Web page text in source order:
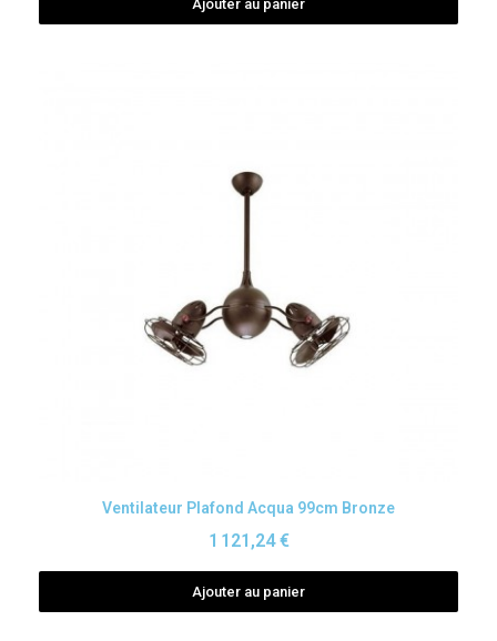
Ajouter au panier
Aperçu rapide
Ventilateur Plafond Acqua 99cm Bronze
1 121,24 €
Ajouter au panier